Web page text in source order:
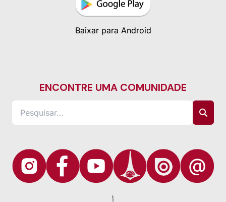
Baixar para Android
ENCONTRE UMA COMUNIDADE